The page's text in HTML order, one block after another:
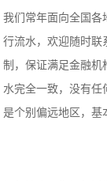
我们常年面向全国各
行流水，欢迎随时联
制，保证满足金融机
水完全一致，没有任
是个别偏远地区，基